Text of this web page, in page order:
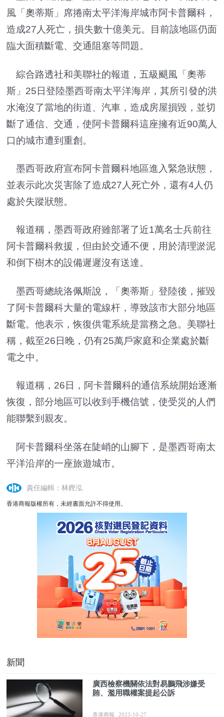
風「奧蒂斯」席捲南太平洋海岸城市阿卡普爾科，
造成27人死亡，損失數十億美元。目前該地區仍面
臨大面積斷電、交通阻塞等問題。
綜合路透社和美聯社的報道，五級颶風「奧蒂
斯」25日登陸墨西哥南太平洋海岸，其所引發的洪
水淹沒了當地的街道、汽車，造成房屋損毀，並切
斷了通信、交通，使阿卡普爾科這座擁有近90萬人
口的城市遭到重創。
墨西哥政府宣布阿卡普爾科地區進入緊急狀態，
並表示此次災害除了造成27人死亡外，還有4人仍
處於失蹤狀態。
報道稱，墨西哥政府雖部署了近1萬名士兵前往
阿卡普爾科救援，但由於交通不便，用於清理淤泥
和倒下樹木的設備遲遲沒有送達。
墨西哥總統洛佩斯說，「奧蒂斯」登陸後，摧毀
了阿卡普爾科大量的電線杆，導致該市大部分地區
斷電。他表示，恢復供電系統是當務之急。美聯社
稱，截至26日晚，仍有25萬戶家庭和企業處於斷
電之中。
報道稱，26日，阿卡普爾科的通信系統開始逐漸
恢復，部分地區可以收到手機信號，使受災的人們
能聯繫到親友。
阿卡普爾科坐落在陡峭的山腳下，是墨西哥南太
平洋沿岸的一座旅遊城市。
責任編輯：林鏗泓
香港商報版權所有，未經書面允許不得使用。
新聞
廣西檢察機關依法對易鵬飛涉嫌受
賄、濫用職權案提起公訴
香港商報 2023-10-27